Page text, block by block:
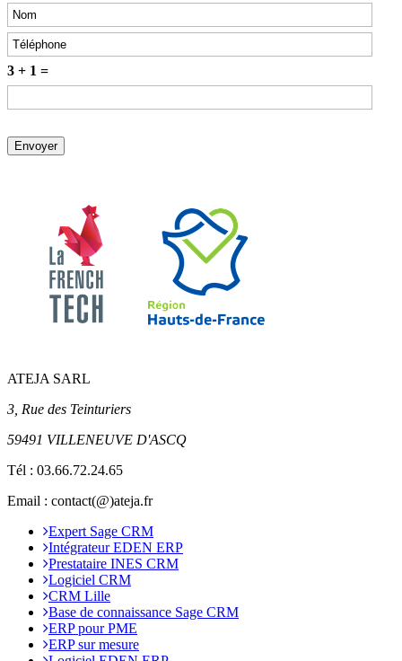
3 + 1 =
ATEJA SARL
3, Rue des Teinturiers
59491 VILLENEUVE D'ASCQ
Tél : 03.66.72.24.65
Email : contact(@)ateja.fr
Expert Sage CRM
Intégrateur EDEN ERP
Prestataire INES CRM
Logiciel CRM
CRM Lille
Base de connaissance Sage CRM
ERP pour PME
ERP sur mesure